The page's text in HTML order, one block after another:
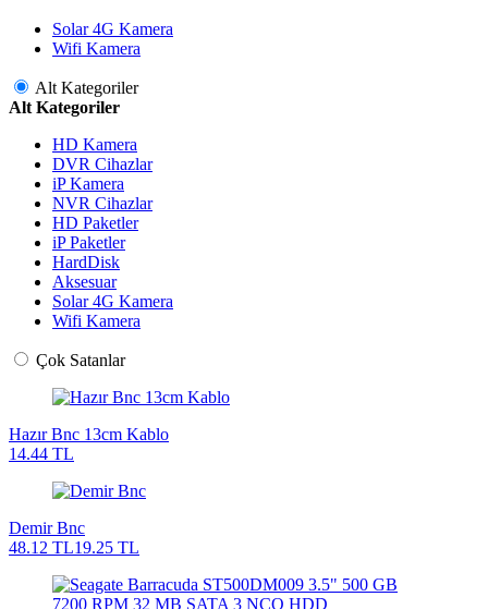
Solar 4G Kamera
Wifi Kamera
Alt Kategoriler
Alt Kategoriler
HD Kamera
DVR Cihazlar
iP Kamera
NVR Cihazlar
HD Paketler
iP Paketler
HardDisk
Aksesuar
Solar 4G Kamera
Wifi Kamera
Çok Satanlar
Hazır Bnc 13cm Kablo
14.44 TL
Demir Bnc
48.12 TL19.25 TL